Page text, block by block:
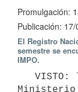
Promulgación:
Publicación:
El Registro
semestre se
IMPO.
Ministerio